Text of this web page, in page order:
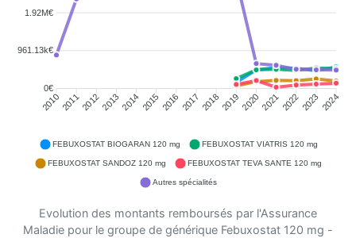
1.92M€
961.13k€
0€
201020112012201320142015 2016 2017 201820192020202120222023 2024
FEBUXOSTAT BIOGARAN 120 mg FEBUXOSTAT VIATRIS 120 mg
FEBUXOSTAT SANDOZ 120 mg FEBUXOSTAT TEVA SANTE 120 mg
Autres spécialités
Evolution des montants remboursés par l'Assurance
Maladie pour le groupe de générique Febuxostat 120 mg -